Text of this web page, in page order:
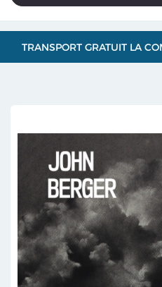
TRANSPORT GRATUIT LA